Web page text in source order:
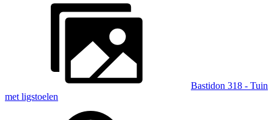
Bastidon 318 - Tuin
met ligstoelen